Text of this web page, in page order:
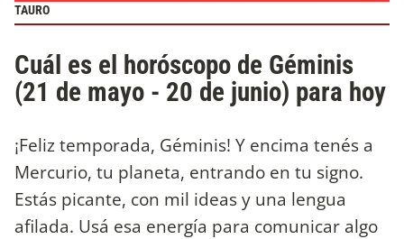
TAURO
Cuál es el horóscopo de Géminis
(21 de mayo - 20 de junio) para hoy
¡Feliz temporada, Géminis! Y encima tenés a
Mercurio, tu planeta, entrando en tu signo.
Estás picante, con mil ideas y una lengua
afilada. Usá esa energía para comunicar algo